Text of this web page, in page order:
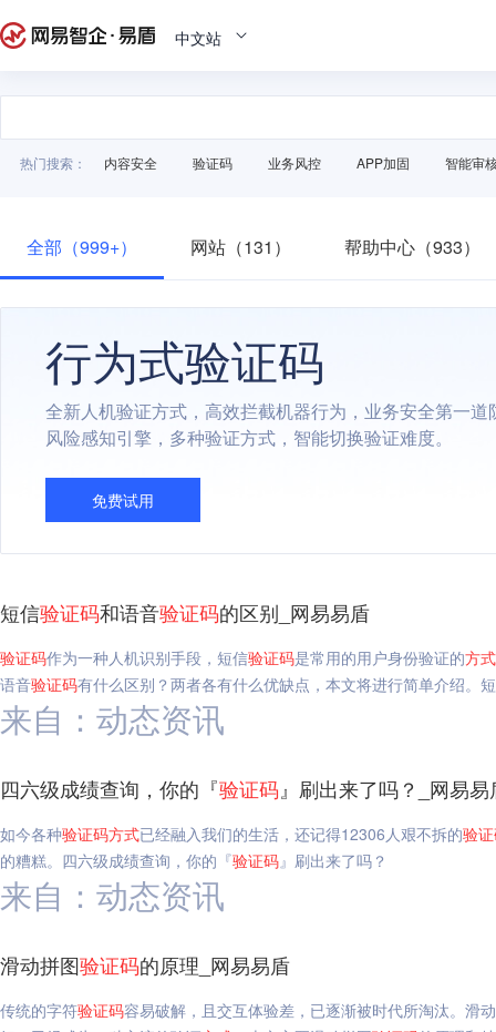
中文站
热门搜索： 内容安全 验证码 业务风控 APP加固 智能审
全部（999+） 网站（131） 帮助中心（933）
行为式验证码
全新人机验证方式，高效拦截机器行为，业务安全第一道
风险感知引擎，多种验证方式，智能切换验证难度。
免费试用
短信验证码和语音验证码的区别_网易易盾
验证码作为一种人机识别手段，短信验证码是常用的用户身份验证的方式
语音验证码有什么区别？两者各有什么优缺点，本文将进行简单介绍。
来自：动态资讯
四六级成绩查询，你的『验证码 』刷出来了吗？_网易易
如今各种验证码方式已经融入我们的生活，还记得12306人艰不拆的验
的糟糕。四六级成绩查询，你的『验证码』刷出来了吗？
来自：动态资讯
滑动拼图验证码的原理_网易易盾
传统的字符验证码容易破解，且交互体验差，已逐渐被时代所淘汰。滑